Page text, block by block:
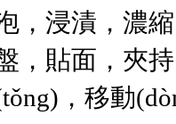
浸漬，濃
，貼面，夾持
，移動